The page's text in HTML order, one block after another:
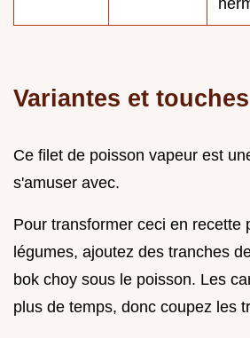
Variantes et
Ce filet de poisson vapeur est
s'amuser avec.
Pour transformer ceci en recette
légumes, ajoutez des tranches
bok choy sous le poisson. Les
plus de temps, donc coupez les